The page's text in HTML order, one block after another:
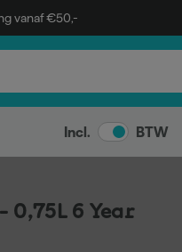
vanaf €50,-
Incl. BTW
6 Year